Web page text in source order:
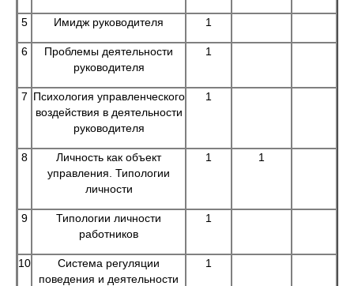
5 Имидж руководителя 1
6
Проблемы деятельности
руководителя
1
7 Психология управленческого
воздействия в деятельности
руководителя
1
8
Личность как объект
управления. Типологии
личности
1 1
9
Типологии личности
работников
1
10
Система регуляции
поведения и деятельности
1